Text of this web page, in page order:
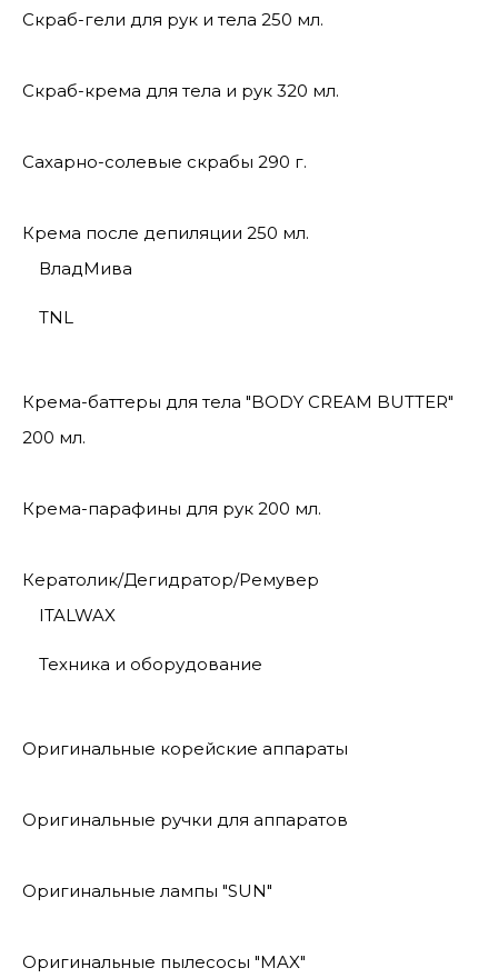
Скраб-гели для рук и тела 250 мл.
Скраб-крема для тела и рук 320 мл.
Сахарно-солевые скрабы 290 г.
Крема после депиляции 250 мл.
ВладМива
TNL
Крема-баттеры для тела "BODY CREAM BUTTER"
200 мл.
Крема-парафины для рук 200 мл.
Кератолик/Дегидратор/Ремувер
ITALWAX
Техника и оборудование
Оригинальные корейские аппараты
Оригинальные ручки для аппаратов
Оригинальные лампы "SUN"
Оригинальные пылесосы "MAX"